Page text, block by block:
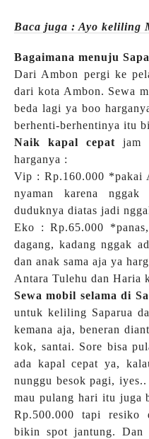
Baca juga : Ayo keliling
Bagaimana menuju
Dari Ambon pergi ke
dari kota Ambon. Sewa
beda lagi ya boo
berhenti-berhentinya itu
Naik kapal cepat jam
harganya :
Vip : Rp.160.000 *pakai
nyaman karena
duduknya diatas jadi
Eko : Rp.65.000
dagang, kadang nggak
dan anak sama aja ya
Antara Tulehu dan Haria
Sewa mobil selama di
untuk keliling Saparua
kemana aja, beneran
kok, santai. Sore bisa
ada kapal cepat ya,
nunggu besok pagi,
mau pulang hari itu juga
Rp.500.000 tapi resiko
bikin spot jantung. Dan